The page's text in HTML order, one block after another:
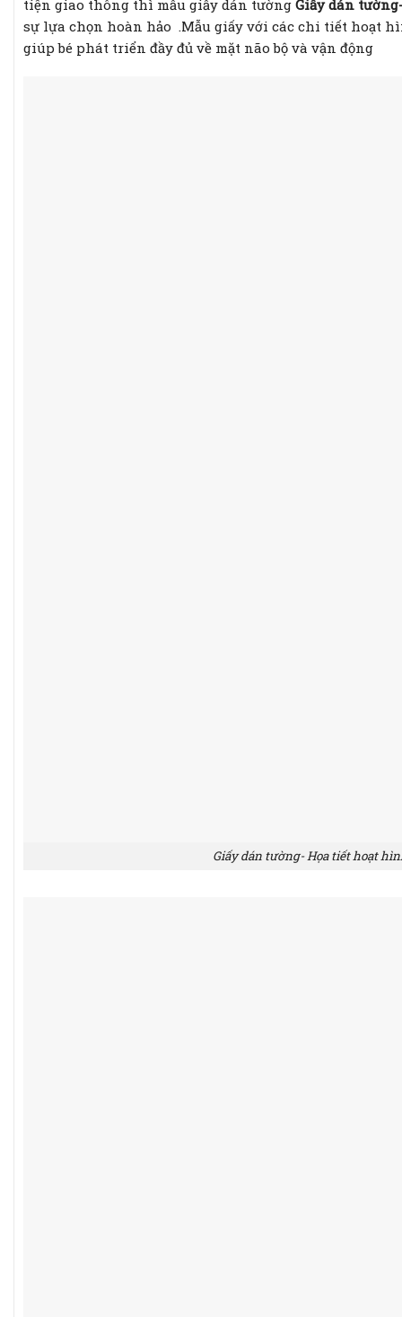
tiện giao thông thì mẫu giấy dán tường Giấy dán
sự lựa chọn hoàn hảo .Mẫu giấy với các chi tiết hoạt
giúp bé phát triển đầy đủ về mặt não bộ và vận động
Giấy dán tường- Họa tiết hoạt